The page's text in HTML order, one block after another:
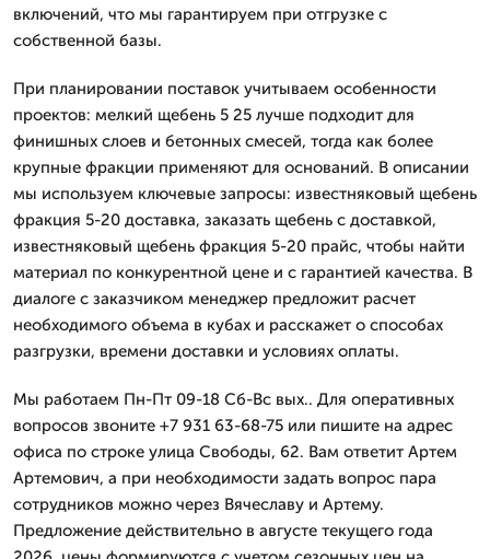
включений, что мы гарантируем при отгрузке с
собственной базы.
При планировании поставок учитываем особенности
проектов: мелкий щебень 5 25 лучше подходит для
финишных слоев и бетонных смесей, тогда как более
крупные фракции применяют для оснований. В описании
мы используем ключевые запросы: известняковый щебень
фракция 5-20 доставка, заказать щебень с доставкой,
известняковый щебень фракция 5-20 прайс, чтобы найти
материал по конкурентной цене и с гарантией качества. В
диалоге с заказчиком менеджер предложит расчет
необходимого объема в кубах и расскажет о способах
разгрузки, времени доставки и условиях оплаты.
Мы работаем Пн-Пт 09-18 Сб-Вс вых.. Для оперативных
вопросов звоните +7 931 63-68-75 или пишите на адрес
офиса по строке улица Свободы, 62. Вам ответит Артем
Артемович, а при необходимости задать вопрос пара
сотрудников можно через Вячеславу и Артему.
Предложение действительно в августе текущего года